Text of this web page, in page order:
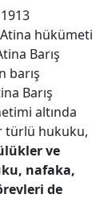
hükümeti
Barış
barış
Barış
altında
türlü hukuku,
ve
nafaka,
de